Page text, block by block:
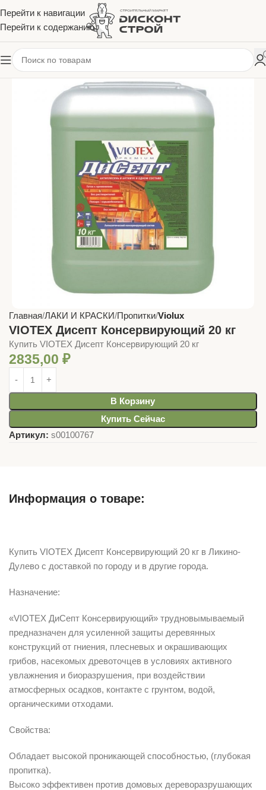
Перейти к навигации
Перейти к содержанию
Главная ЛАКИ И КРАСКИ Пропитки Violux
VIOTEX Дисепт Консервирующий 20 кг
Купить VIOTEX Дисепт Консервирующий 20 кг
2835,00 ₽
В Корзину
Купить Сейчас
Артикул: s00100767
Информация о товаре:
Купить VIOTEX Дисепт Консервирующий 20 кг в Ликино-
Дулево с доставкой по городу и в другие города.
Назначение:
«VIOTEX ДиСепт Консервирующий» трудновымываемый
предназначен для усиленной защиты деревянных
конструкций от гниения, плесневых и окрашивающих
грибов, насекомых древоточцев в условиях активного
увлажнения и биоразрушения, при воздействии
атмосферных осадков, контакте с грунтом, водой,
органическими отходами.
Свойства:
Обладает высокой проникающей способностью, (глубокая
пропитка).
Высоко эффективен против домовых дереворазрушающих